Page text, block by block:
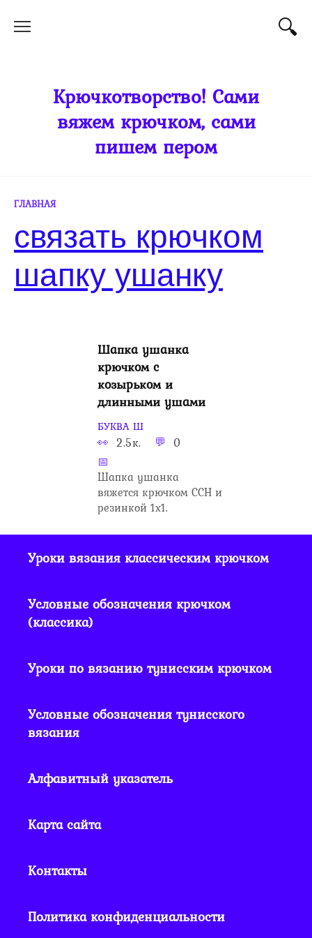
Крючкотворство! Сами
вяжем крючком, сами
пишем пером
ГЛАВНАЯ
связать крючком
шапку ушанку
Шапка ушанка
крючком с
козырьком и
длинными ушами
БУКВА Ш
2.5к. 0
Шапка ушанка
вяжется крючком ССН и
резинкой 1х1.
Уроки вязания классическим крючком
Условные обозначения крючком
(классика)
Уроки по вязанию тунисским крючком
Условные обозначения тунисского
вязания
Алфавитный указатель
Карта сайта
Контакты
Политика конфиденциальности